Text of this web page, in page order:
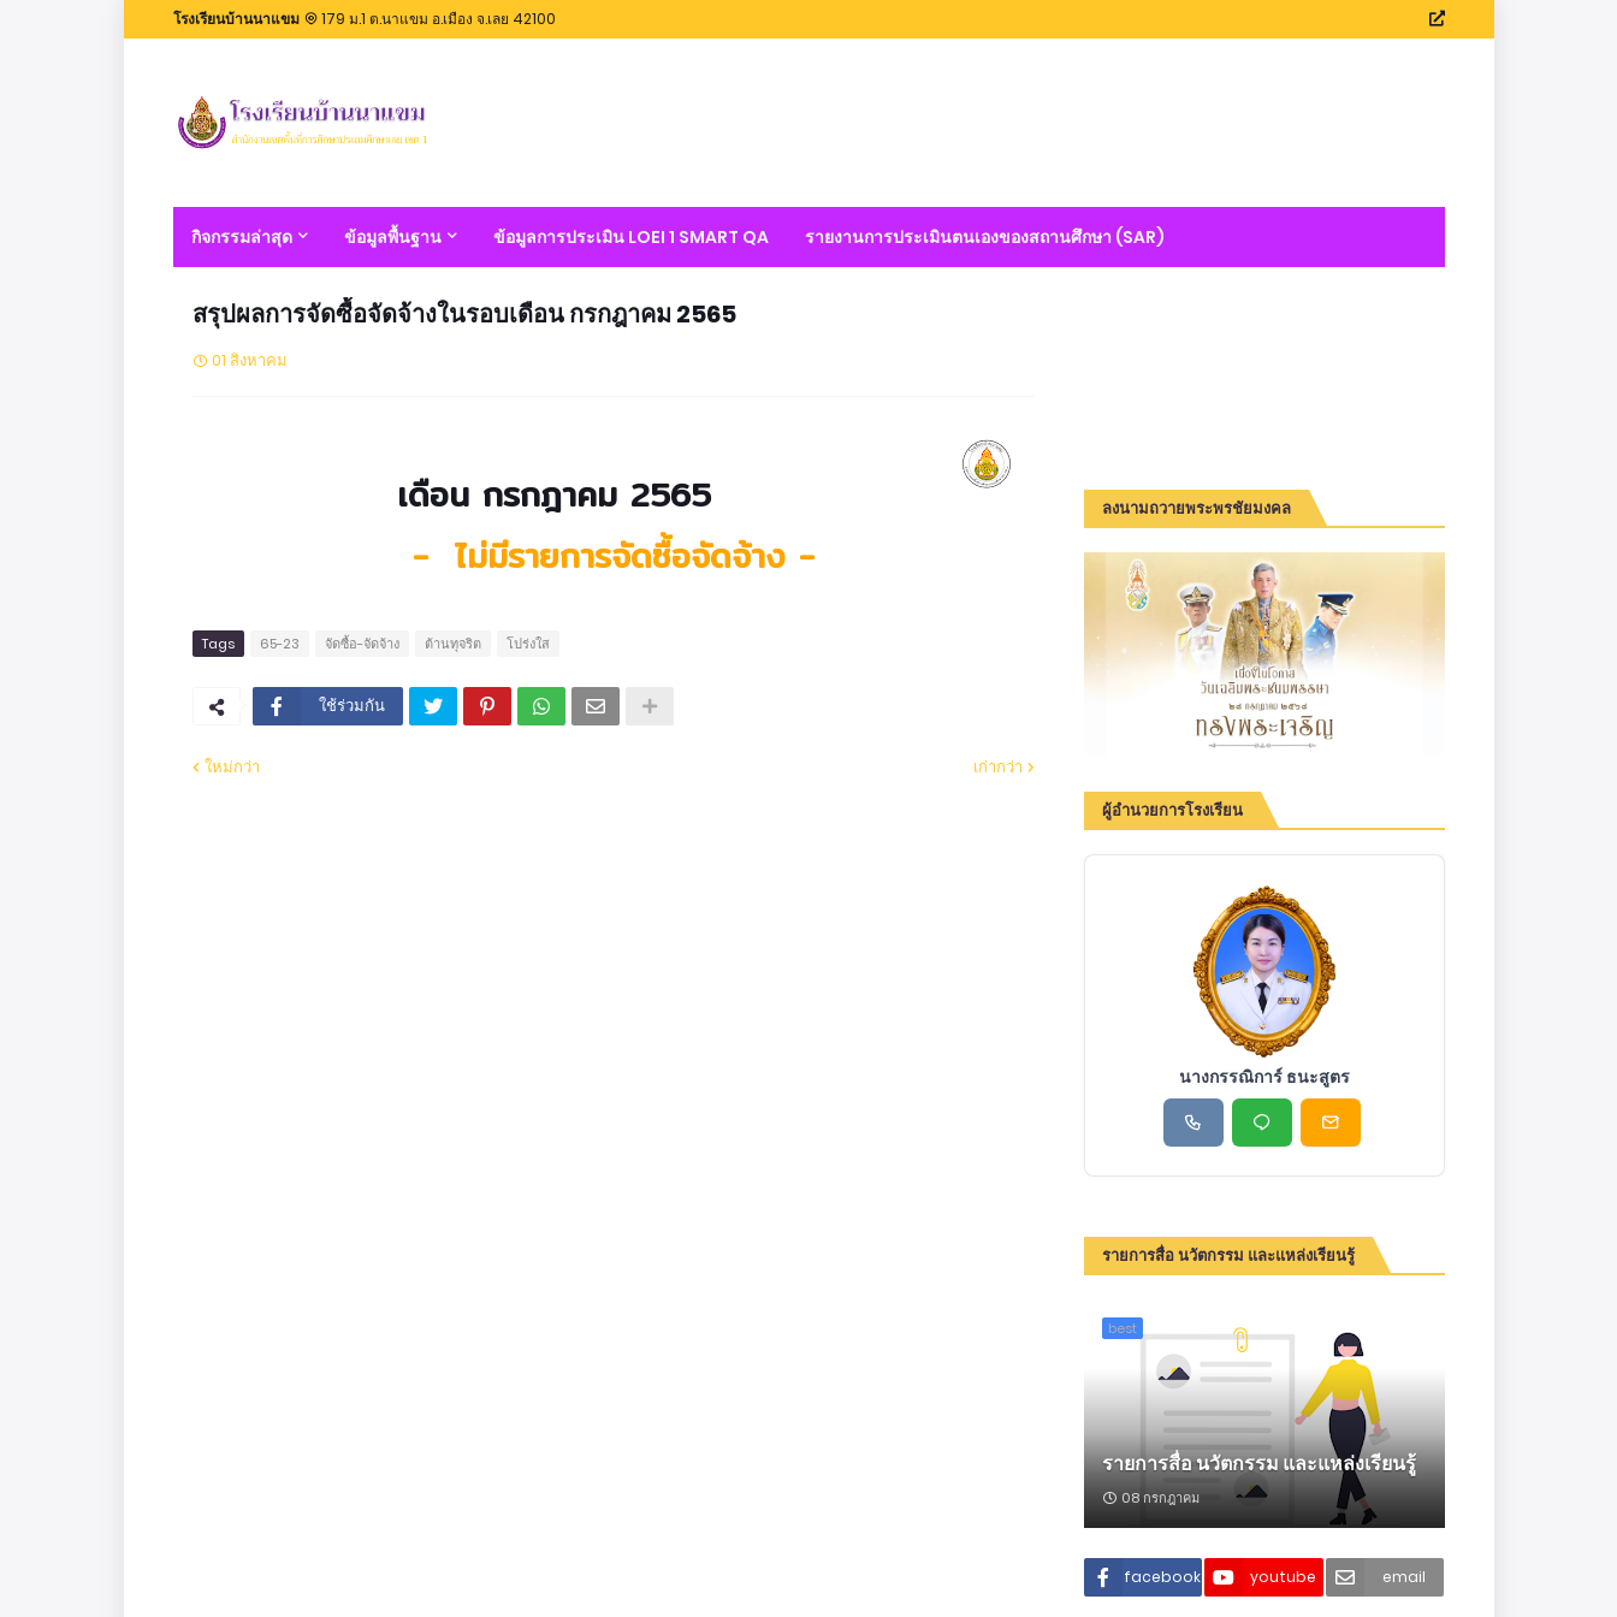
โรงเรียนบ้านนาแขม 179 ม.1 ต.นาแขม อ.เมือง จ.เลย 42100
กิจกรรมล่าสุด ข้อมูลพื้นฐาน ข้อมูลการประเมิน LOEI 1 SMART QA รายงานการประเมินตนเองของสถานศึกษา (SAR)
สรุปผลการจัดซื้อจัดจ้างในรอบเดือน กรกฎาคม 2565
01 สิงหาคม
เดือน กรกฎาคม 2565
- ไม่มีรายการจัดซื้อจัดจ้าง -
Tags 65-23 จัดซื้อ-จัดจ้าง ต้านทุจริต โปร่งใส
ใช้ร่วมกัน
ใหม่กว่า เก่ากว่า
ลงนามถวายพระพรชัยมงคล
ผู้อำนวยการโรงเรียน
นางกรรณิการ์ ธนะสูตร
รายการสื่อ นวัตกรรม และแหล่งเรียนรู้
best
รายการสื่อ นวัตกรรม และแหล่งเรียนรู้
08 กรกฎาคม
facebook youtube email